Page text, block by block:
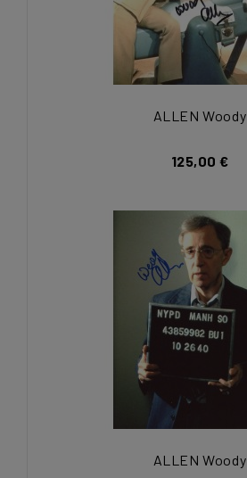
ALLEN Woody
125,00 €
ALLEN Woody